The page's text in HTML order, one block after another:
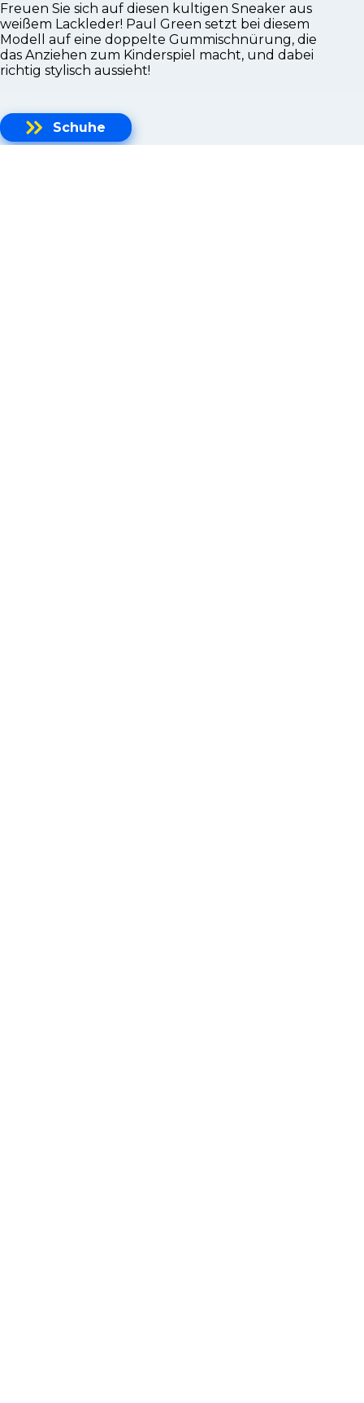
Freuen Sie sich auf diesen kultigen Sneaker aus
weißem Lackleder! Paul Green setzt bei diesem
Modell auf eine doppelte Gummischnürung, die
das Anziehen zum Kinderspiel macht, und dabei
richtig stylisch aussieht!
Schuhe